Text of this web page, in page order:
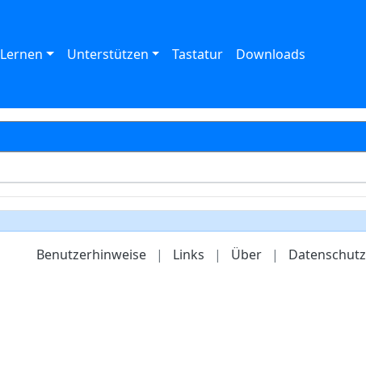
Lernen Unterstützen Tastatur Downloads
Benutzerhinweise | Links | Über | Datenschutz